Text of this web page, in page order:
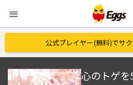
menu
公式プレイヤー(無料)でサ
心のトゲを